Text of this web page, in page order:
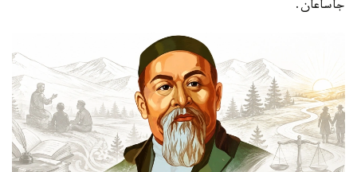
جاساعان.